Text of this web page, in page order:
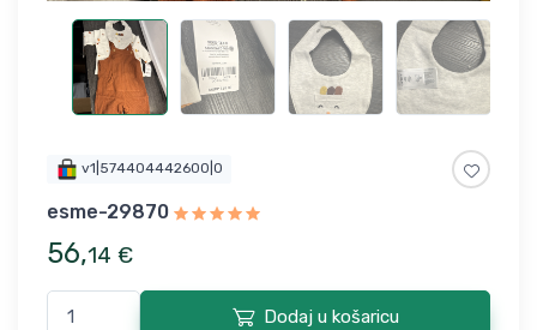
v1|574404442600|0
esme-29870
56,14 €
Dodaj u košaricu